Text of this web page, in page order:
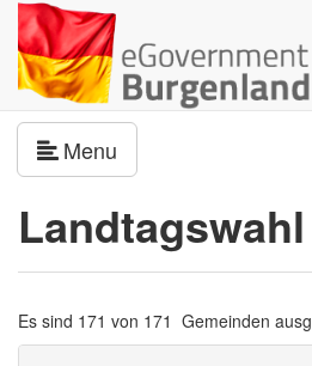
Menu
Es sind 171 von 171 Gemeinden